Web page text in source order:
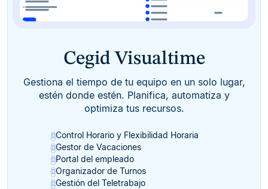
Cegid Visualtime
Gestiona el tiempo de tu equipo en un solo lugar,
estén donde estén. Planifica, automatiza y
optimiza tus recursos.
Control Horario y Flexibilidad Horaria
Gestor de Vacaciones
Portal del empleado
Organizador de Turnos
Gestión del Teletrabajo